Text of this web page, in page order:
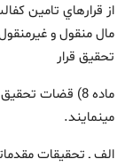
از قرارهاي تامين
مال منقول و
تحقيق قرار
ماده 8) قضات
مي‎نمايند.
الف ـ تحقيقات